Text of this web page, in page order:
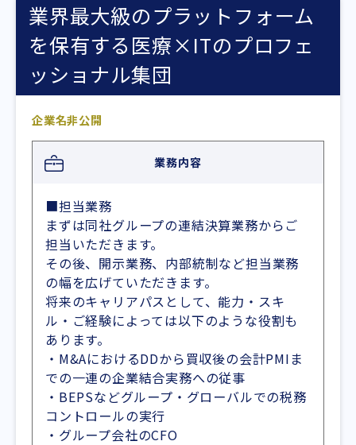
業界最大級のプラットフォーム
を保有する医療×ITのプロフェ
ッショナル集団
企業名非公開
業務内容
■担当業務
まずは同社グループの連結決算業務からご
担当いただきます。
その後、開示業務、内部統制など担当業務
の幅を広げていただきます。
将来のキャリアパスとして、能力・スキ
ル・ご経験によっては以下のような役割も
あります。
・M&AにおけるDDから買収後の会計PMIま
での一連の企業結合実務への従事
・BEPSなどグループ・グローバルでの税務
コントロールの実行
・グループ会社のCFO